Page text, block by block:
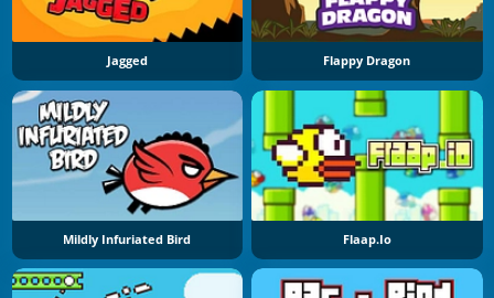
Jagged Flappy Dragon
Mildly Infuriated Bird Flaap.io